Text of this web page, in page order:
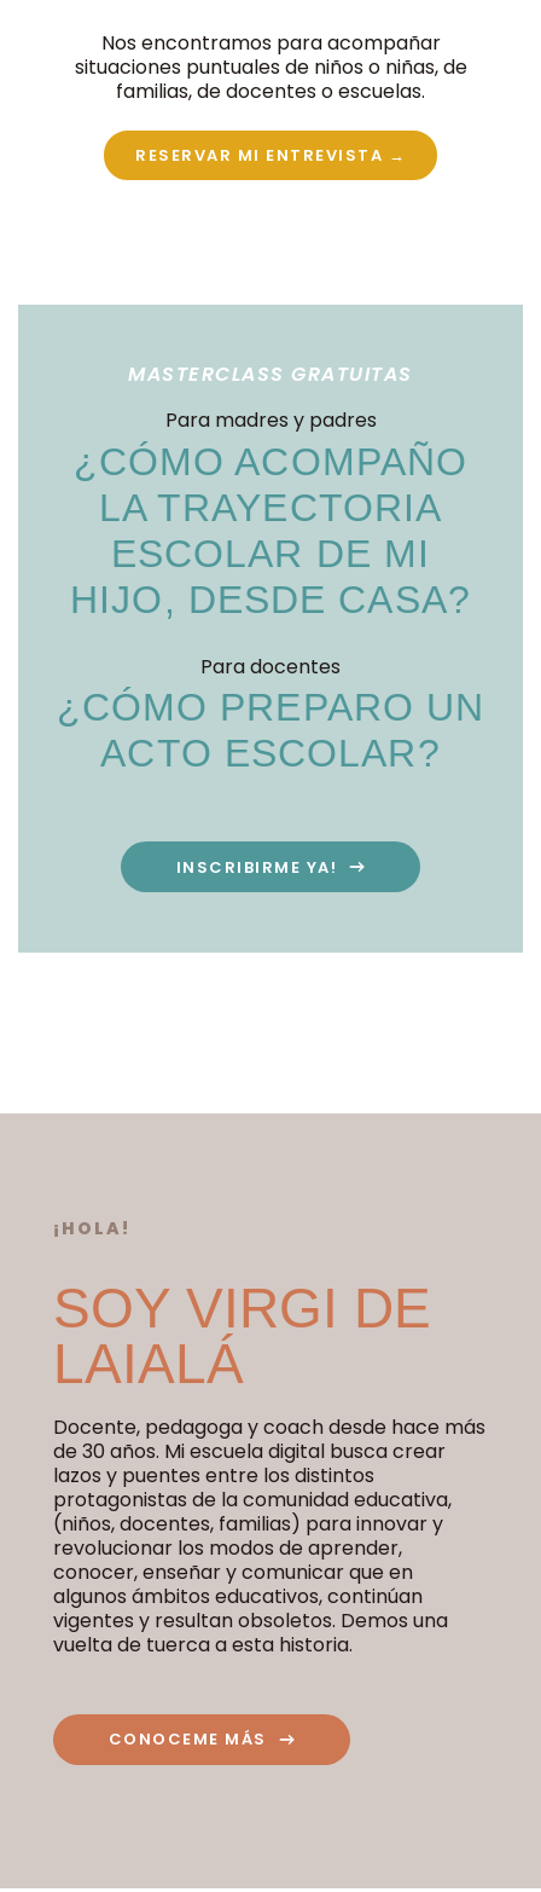
Nos encontramos para acompañar
situaciones puntuales de niños o niñas, de
familias, de docentes o escuelas.
RESERVAR MI ENTREVISTA →
MASTERCLASS GRATUITAS
Para madres y padres
¿CÓMO ACOMPAÑO
LA TRAYECTORIA
ESCOLAR DE MI
HIJO, DESDE CASA?
Para docentes
¿CÓMO PREPARO UN
ACTO ESCOLAR?
INSCRIBIRME YA!
¡HOLA!
SOY VIRGI DE
LAIALÁ
Docente, pedagoga y coach desde hace más
de 30 años. Mi escuela digital busca crear
lazos y puentes entre los distintos
protagonistas de la comunidad educativa,
(niños, docentes, familias) para innovar y
revolucionar los modos de aprender,
conocer, enseñar y comunicar que en
algunos ámbitos educativos, continúan
vigentes y resultan obsoletos. Demos una
vuelta de tuerca a esta historia.
CONOCEME MÁS